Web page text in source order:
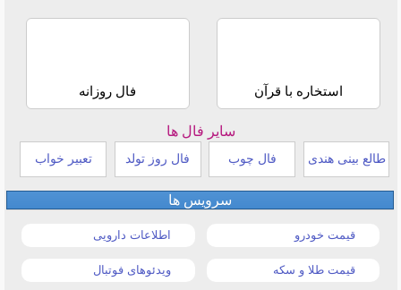
استخاره با قرآن فال روزانه
سایر فال ها
طالع بینی هندی فال چوب فال روز تولد تعبیر خواب
سرویس ها
قیمت خودرو اطلاعات دارویی
قیمت طلا و سکه ویدئوهای فوتبال